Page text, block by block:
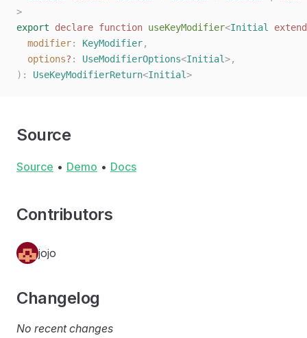
>
export declare function useKeyModifier<Initial
  modifier
: KeyModifier,
  options
? : UseModifierOptions<Initial>,
):
UseKeyModifierReturn<Initial>
Source
Source • Demo • Docs
Contributors
jojo
Changelog
No recent changes